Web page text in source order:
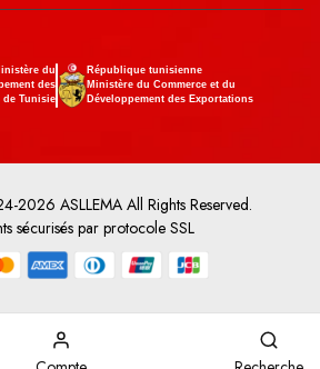
du
des
de Tunisie
République tunisienne
Ministère du Commerce et du
Développement des Exportations
2026 ASLLEMA All Rights Reserved.
sécurisés par protocole SSL